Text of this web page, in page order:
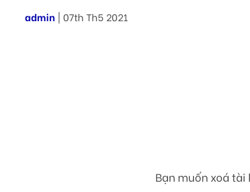
admin | 07th Th5 2021
Bạn muốn xoá